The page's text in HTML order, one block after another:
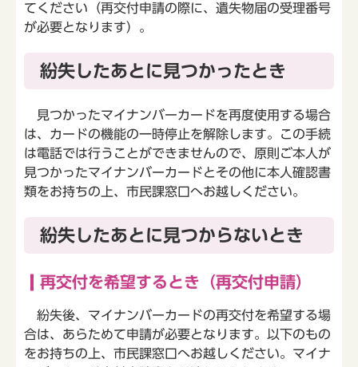
てください（再交付申請の際に、遺失物届の受理番号
が必要となります）。
紛失したあとに見つかったとき
見つかったマイナンバーカードを再度使用する場合
は、カードの機能の一時停止を解除します。この手続
は電話では行うことができませんので、原則ご本人が
見つかったマイナンバーカードとその他に本人確認書
類をお持ちの上、市民課窓口へお越しください。
紛失したあとに見つからないとき
再交付を希望するとき（再交付申請）
紛失後、マイナンバーカードの再交付を希望する場
合は、あらためて申請が必要となります。以下のもの
をお持ちの上、市民課窓口へお越しください。マイナ